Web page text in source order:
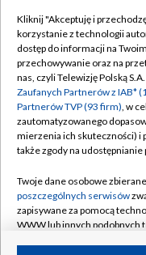
Abonament TVP
Emisja w TVP
Centrum informacji
Naziemna Telewizja
Rada Programowa
System NOS
Informacje o nadawcy
Kliknij "Akceptuję i
korzystanie z technologii
dostęp do informacji na
przechowywanie oraz na
nas, czyli Telewizję Polską
Zaufanych Partnerów z IAB*
Partnerów TVP (93 firm), w
zautomatyzowanego
mierzenia ich skuteczności) i
także zgody na
Twoje dane osobowe
poszczególnych serwisów
zapisywane za pomocą
WWW lub innych podobnych